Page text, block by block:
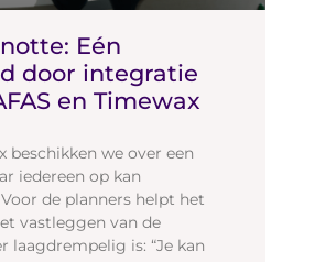
Eén
door integratie
en Timewax
beschikken we over een
iedereen op kan
de planners helpt het
vastleggen van de
laagdrempelig is: “Je kan